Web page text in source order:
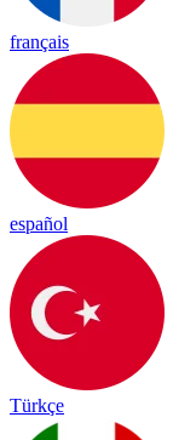
français
español
Türkçe